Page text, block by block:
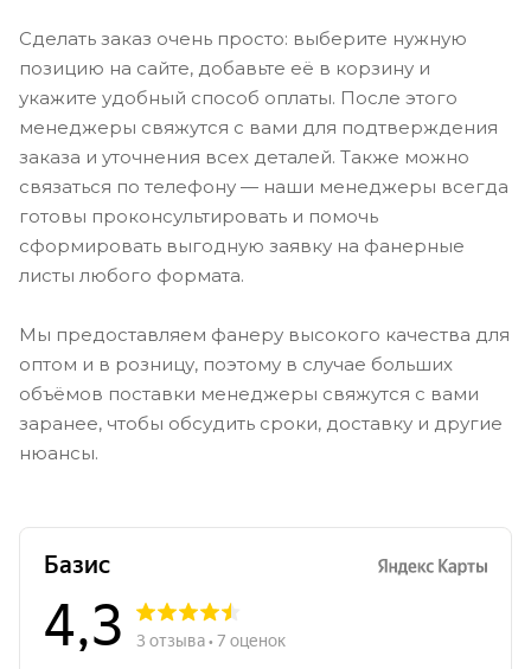
Сделать заказ очень просто: выберите нужную
позицию на сайте, добавьте её в корзину и
укажите удобный способ оплаты. После этого
менеджеры свяжутся с вами для подтверждения
заказа и уточнения всех деталей. Также можно
связаться по телефону — наши менеджеры всегда
готовы проконсультировать и помочь
сформировать выгодную заявку на фанерные
листы любого формата.
Мы предоставляем фанеру высокого качества для
оптом и в розницу, поэтому в случае больших
объёмов поставки менеджеры свяжутся с вами
заранее, чтобы обсудить сроки, доставку и другие
нюансы.